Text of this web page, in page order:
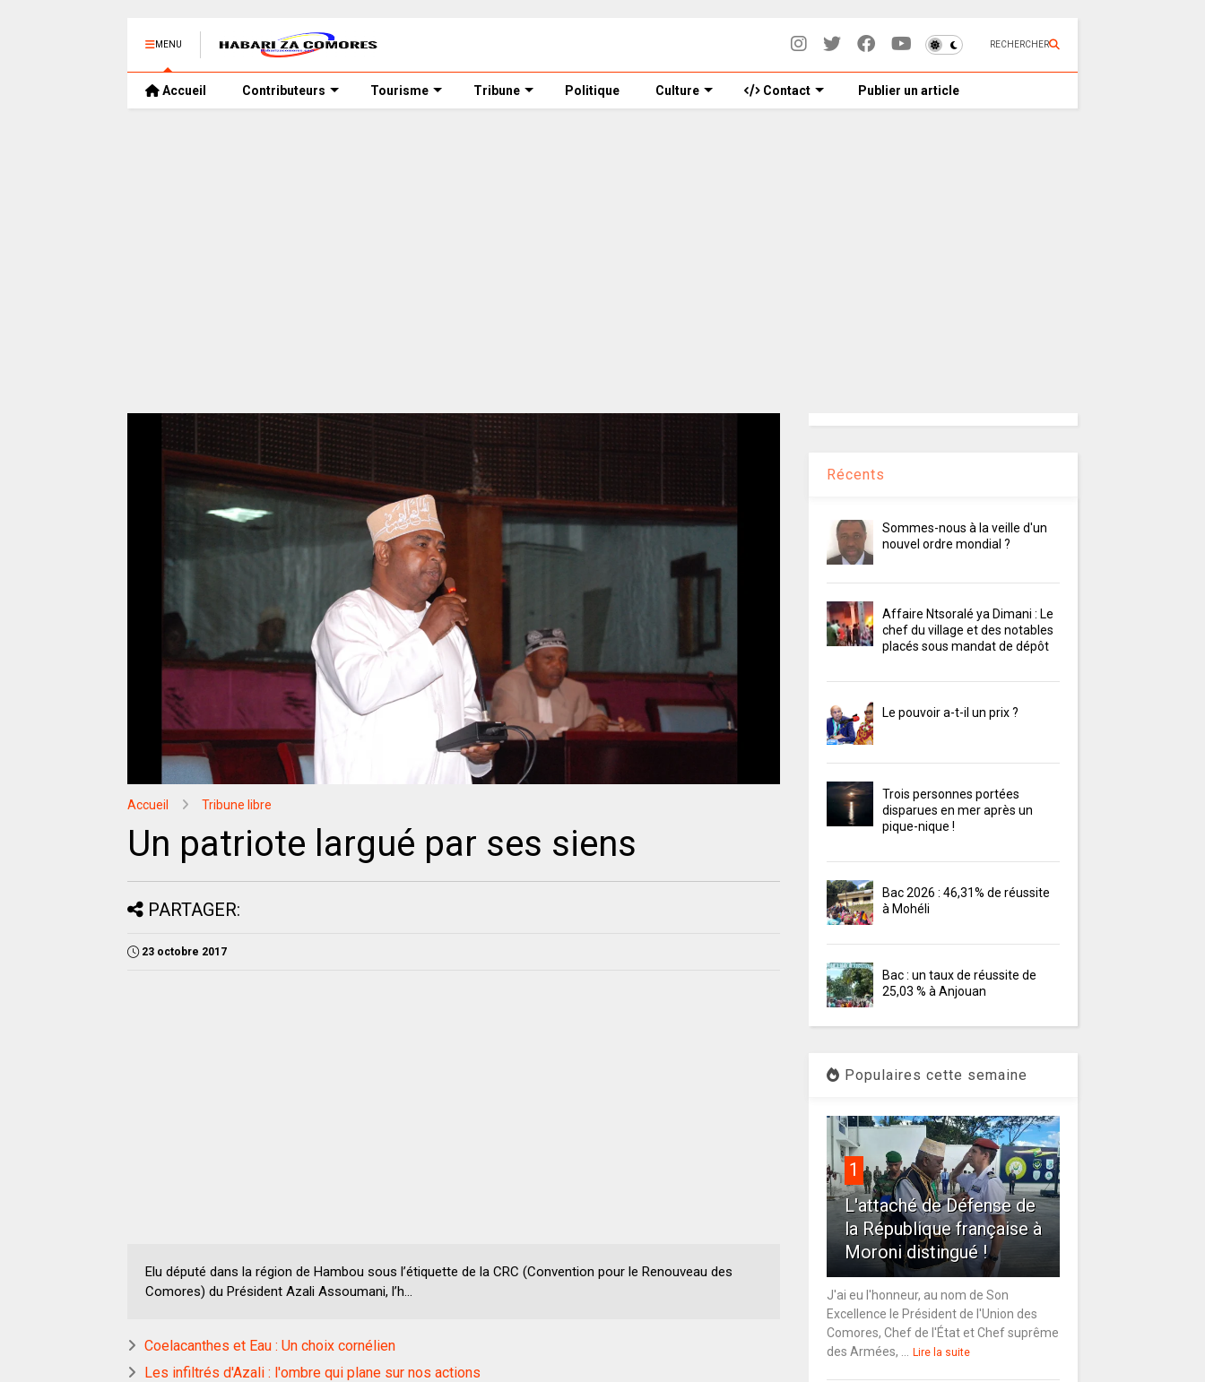
MENU RECHERCHER
Accueil Contributeurs Tourisme Tribune Politique Culture Contact Publier un article
Accueil Tribune libre
Un patriote largué par ses siens
PARTAGER:
23 octobre 2017
Elu député dans la région de Hambou sous l’étiquette de la CRC (Convention pour le Renouveau des
Comores) du Président Azali Assoumani, l’h...
Coelacanthes et Eau : Un choix cornélien
Les infiltrés d'Azali : l'ombre qui plane sur nos actions
Récents
Sommes-nous à la veille d'un
nouvel ordre mondial ?
Affaire Ntsoralé ya Dimani : Le
chef du village et des notables
placés sous mandat de dépôt
Le pouvoir a-t-il un prix ?
Trois personnes portées
disparues en mer après un
pique-nique !
Bac 2026 : 46,31% de réussite
à Mohéli
Bac : un taux de réussite de
25,03 % à Anjouan
Populaires cette semaine
1
L'attaché de Défense de
la République française à
Moroni distingué !
J'ai eu l'honneur, au nom de Son
Excellence le Président de l'Union des
Comores, Chef de l'État et Chef suprême
des Armées, ...
Lire la suite